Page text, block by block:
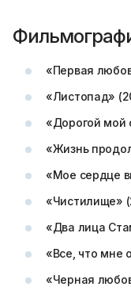
«Первая
«Листопад»
«Дорогой мой
«Жизнь
«Мое сердце
«Чистилище»
«Два лица
«Все, что мне
«Черная